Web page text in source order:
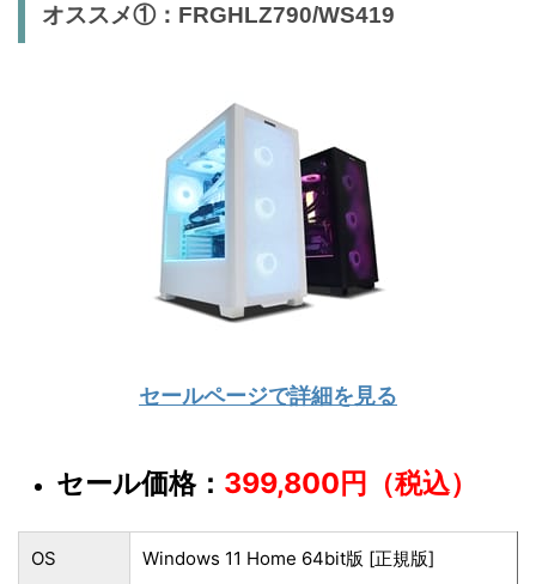
オススメ①：FRGHLZ790/WS419
セールページで詳細を見る
セール価格： 399,800円（税込）
OS Windows 11 Home 64bit版 [正規版]